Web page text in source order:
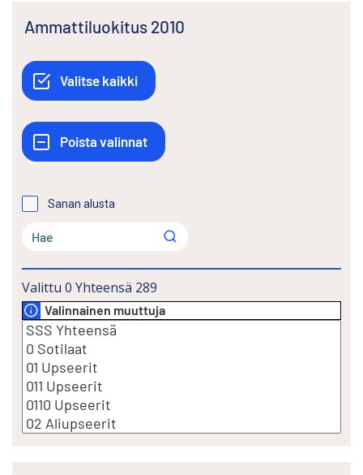
Ammattiluokitus 2010
Sanan alusta
Valittu 0 Yhteensä 289
Valinnainen muuttuja